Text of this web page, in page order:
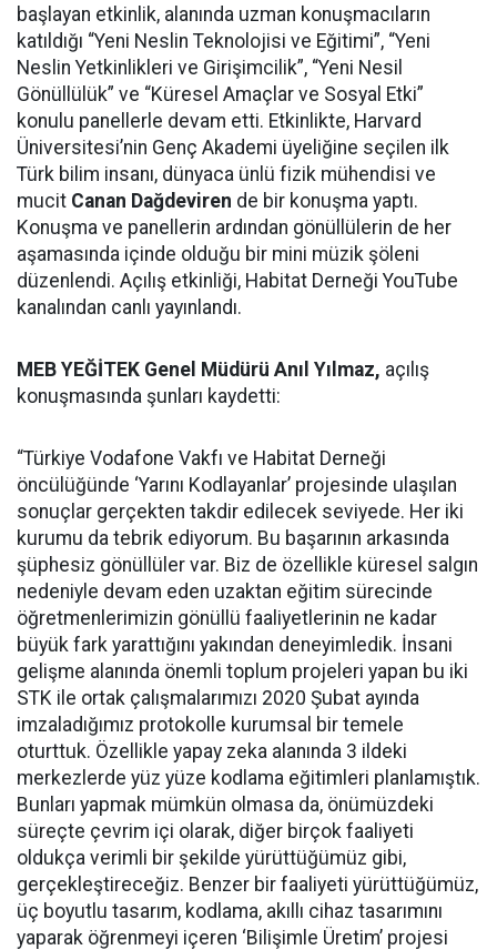
başlayan etkinlik, alanında uzman konuşmacıların
katıldığı “Yeni Neslin Teknolojisi ve Eğitimi”, “Yeni
Neslin Yetkinlikleri ve Girişimcilik”, “Yeni Nesil
Gönüllülük” ve “Küresel Amaçlar ve Sosyal Etki”
konulu panellerle devam etti. Etkinlikte, Harvard
Üniversitesi’nin Genç Akademi üyeliğine seçilen ilk
Türk bilim insanı, dünyaca ünlü fizik mühendisi ve
mucit Canan Dağdeviren de bir konuşma yaptı.
Konuşma ve panellerin ardından gönüllülerin de her
aşamasında içinde olduğu bir mini müzik şöleni
düzenlendi. Açılış etkinliği, Habitat Derneği YouTube
kanalından canlı yayınlandı.
MEB YEĞİTEK Genel Müdürü Anıl Yılmaz, açılış
konuşmasında şunları kaydetti:
“Türkiye Vodafone Vakfı ve Habitat Derneği
öncülüğünde ‘Yarını Kodlayanlar’ projesinde ulaşılan
sonuçlar gerçekten takdir edilecek seviyede. Her iki
kurumu da tebrik ediyorum. Bu başarının arkasında
şüphesiz gönüllüler var. Biz de özellikle küresel salgın
nedeniyle devam eden uzaktan eğitim sürecinde
öğretmenlerimizin gönüllü faaliyetlerinin ne kadar
büyük fark yarattığını yakından deneyimledik. İnsani
gelişme alanında önemli toplum projeleri yapan bu iki
STK ile ortak çalışmalarımızı 2020 Şubat ayında
imzaladığımız protokolle kurumsal bir temele
oturttuk. Özellikle yapay zeka alanında 3 ildeki
merkezlerde yüz yüze kodlama eğitimleri planlamıştık.
Bunları yapmak mümkün olmasa da, önümüzdeki
süreçte çevrim içi olarak, diğer birçok faaliyeti
oldukça verimli bir şekilde yürüttüğümüz gibi,
gerçekleştireceğiz. Benzer bir faaliyeti yürüttüğümüz,
üç boyutlu tasarım, kodlama, akıllı cihaz tasarımını
yaparak öğrenmeyi içeren ‘Bilişimle Üretim’ projesi